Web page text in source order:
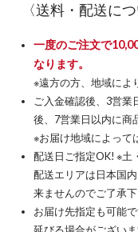
〈送料・配送につ
一度のご注文で
なります。
※遠方の方、地域によ
ご入金確認後、3営
後、7営業日以内に商
※お届け地域によって
配送日ご指定OK! ※土
配送エリアは日本国
来ませんのでご了承下
お届け先指定も可能